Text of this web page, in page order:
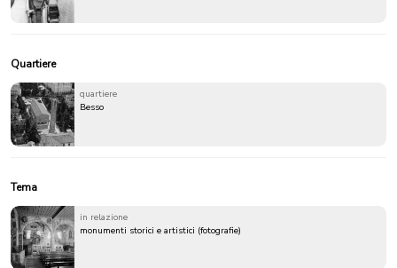
Quartiere
quartiere
Besso
Tema
in relazione
monumenti storici e artistici (fotografie)